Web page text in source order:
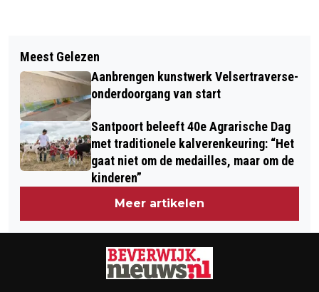
RISICO OP NATUURBRAND IN
KENNEMERLAND NEEMT TOE; WAT TE
DOEN BIJ NATUURBRAND?
COLUMN BLIK VAN CO: "GITZWARTE
BLADZIJDE IN DE BEVERWIJKSE
POLITIEK"
Meest Gelezen
Aanbrengen kunstwerk Velsertraverse-
onderdoorgang van start
Santpoort beleeft 40e Agrarische Dag
met traditionele kalverenkeuring: “Het
gaat niet om de medailles, maar om de
kinderen”
Meer artikelen